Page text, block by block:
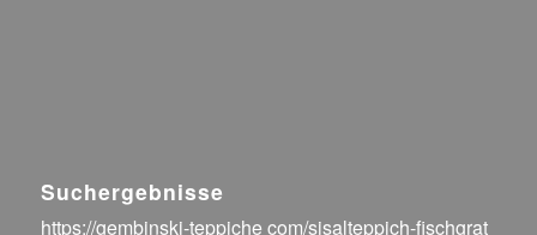
Suchergebnisse
https://gembinski-teppiche com/sisalteppich-fischgrat